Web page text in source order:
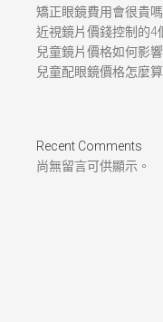
矯正眼鏡費用會很貴
近視鏡片價錢控制的4
兒童鏡片價格如何影
兒童配眼鏡價格怎麼
Recent Comments
尚無留言可供顯示。